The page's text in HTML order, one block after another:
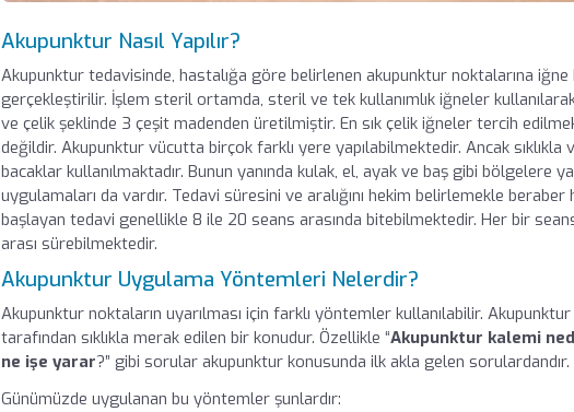
Akupunktur Nasıl Yapılır?
Akupunktur tedavisinde, hastalığa göre belirlenen akupunktur noktalarına iğne
gerçekleştirilir. İşlem steril ortamda, steril ve tek kullanımlık iğneler kullanılarak
ve çelik şeklinde 3 çeşit madenden üretilmiştir. En sık çelik iğneler tercih
değildir. Akupunktur vücutta birçok farklı yere yapılabilmektedir. Ancak
bacaklar kullanılmaktadır. Bunun yanında kulak, el, ayak ve baş gibi bölgelere
uygulamaları da vardır. Tedavi süresini ve aralığını hekim belirlemekle
başlayan tedavi genellikle 8 ile 20 seans arasında bitebilmektedir. Her bir
arası sürebilmektedir.
Akupunktur Uygulama Yöntemleri Nelerdir?
Akupunktur noktaların uyarılması için farklı yöntemler kullanılabilir.
tarafından sıklıkla merak edilen bir konudur. Özellikle “Akupunktur kalemi
ne işe yarar?” gibi sorular akupunktur konusunda ilk akla gelen sorulardandır.
Günümüzde uygulanan bu yöntemler şunlardır: